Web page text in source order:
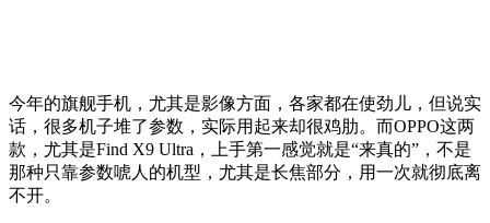
今年的旗舰手机，尤其是影像方面，各家都在使劲儿，但说实
话，很多机子堆了参数，实际用起来却很鸡肋。而OPPO这两
款，尤其是Find X9 Ultra，上手第一感觉就是“来真的”，不是
那种只靠参数唬人的机型，尤其是长焦部分，用一次就彻底离
不开。